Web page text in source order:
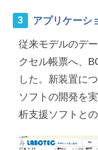
アプリケーシ
従来モデルのデ
クセル帳票へ、
した。新装置に
ソフトの開発を
析支援ソフトと